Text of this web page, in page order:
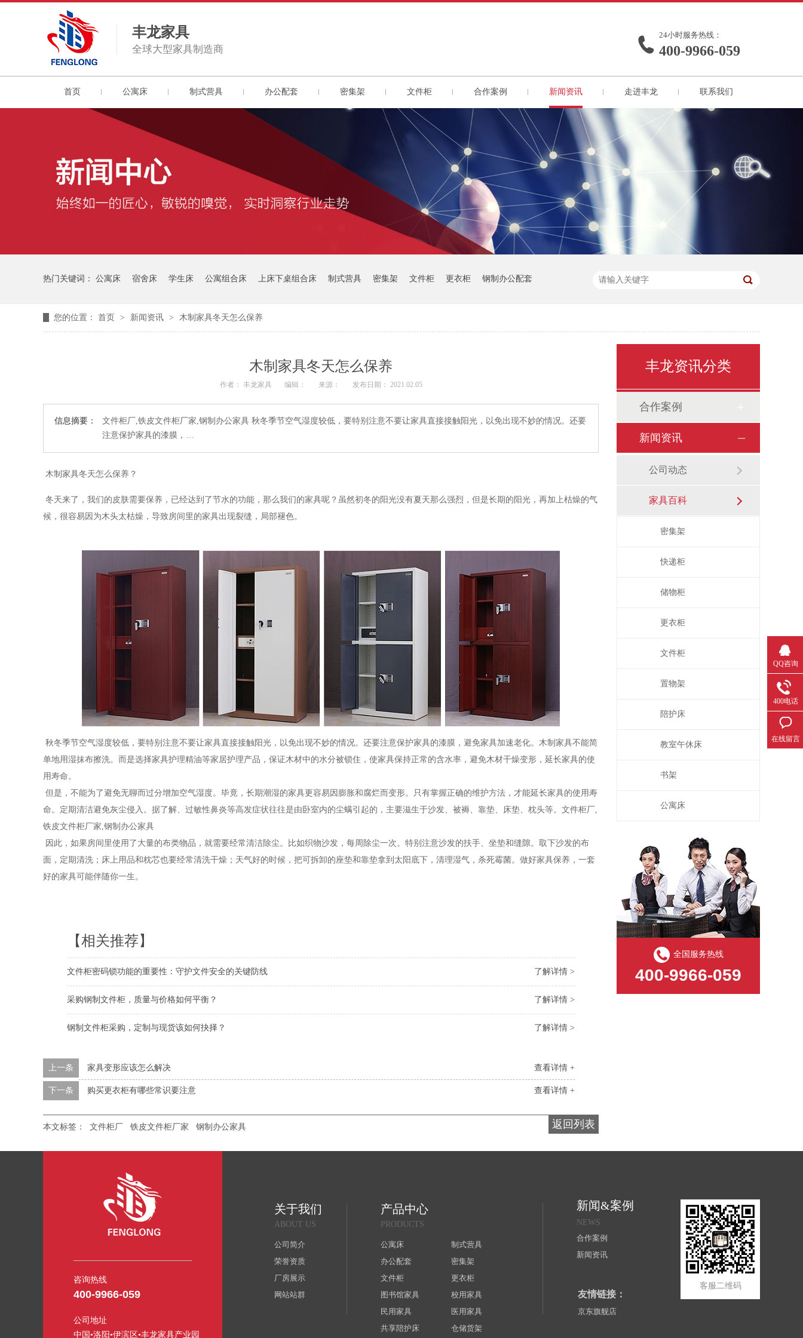
丰龙家具
全球大型家具制造商
24小时服务热线：
400-9966-059
首页 公寓床 制式营具 办公配套 密集架 文件柜 合作案例 新闻资讯 走进丰龙 联系我们
热门关键词： 公寓床 宿舍床 学生床 公寓组合床 上床下桌组合床 制式营具 密集架 文件柜 更衣柜 钢制办公配套
您的位置： 首页 > 新闻资讯 > 木制家具冬天怎么保养
木制家具冬天怎么保养
作者： 丰龙家具 编辑： 来源： 发布日期： 2021.02.05
信息摘要：
文件柜厂,铁皮文件柜厂家,钢制办公家具 秋冬季节空气湿度较低，要特别注意不要让家具直接接触阳光，以免出现不妙的情况。还要
注意保护家具的漆膜，…
木制家具冬天怎么保养？
冬天来了，我们的皮肤需要保养，已经达到了节水的功能，那么我们的家具呢？虽然初冬的阳光没有夏天那么强烈，但是长期的阳光，再加上枯燥的气
候，很容易因为木头太枯燥，导致房间里的家具出现裂缝，局部褪色。
秋冬季节空气湿度较低，要特别注意不要让家具直接接触阳光，以免出现不妙的情况。还要注意保护家具的漆膜，避免家具加速老化。木制家具不能简
单地用湿抹布擦洗。而是选择家具护理精油等家居护理产品，保证木材中的水分被锁住，使家具保持正常的含水率，避免木材干燥变形，延长家具的使
用寿命。
但是，不能为了避免无聊而过分增加空气湿度。毕竟，长期潮湿的家具更容易因膨胀和腐烂而变形。只有掌握正确的维护方法，才能延长家具的使用寿
命。定期清洁避免灰尘侵入。据了解、过敏性鼻炎等高发症状往往是由卧室内的尘螨引起的，主要滋生于沙发、被褥、靠垫、床垫、枕头等。文件柜厂,
铁皮文件柜厂家,钢制办公家具
因此，如果房间里使用了大量的布类物品，就需要经常清洁除尘。比如织物沙发，每周除尘一次。特别注意沙发的扶手、坐垫和缝隙。取下沙发的布
面，定期清洗；床上用品和枕芯也要经常清洗干燥；天气好的时候，把可拆卸的座垫和靠垫拿到太阳底下，清理湿气，杀死霉菌。做好家具保养，一套
好的家具可能伴随你一生。
【相关推荐】
了解详情 >
文件柜密码锁功能的重要性：守护文件安全的关键防线
了解详情 >
采购钢制文件柜，质量与价格如何平衡？
了解详情 >
钢制文件柜采购，定制与现货该如何抉择？
查看详情 +
上一条 家具变形应该怎么解决
查看详情 +
下一条 购买更衣柜有哪些常识要注意
返回列表
本文标签： 文件柜厂 铁皮文件柜厂家 钢制办公家具
丰龙资讯分类
合作案例
新闻资讯
公司动态
家具百科
密集架
快递柜
储物柜
更衣柜
文件柜
置物架
陪护床
教室午休床
书架
公寓床
全国服务热线
400-9966-059
咨询热线
400-9966-059
公司地址
中国•洛阳•伊滨区•丰龙家具产业园
关于我们
ABOUT US
公司简介
荣誉资质
厂房展示
网站站群
产品中心
PRODUCTS
公寓床
制式营具
办公配套
密集架
文件柜
更衣柜
图书馆家具
校用家具
民用家具
医用家具
共享陪护床
仓储货架
新闻&案例
NEWS
合作案例
新闻资讯
客服二维码
友情链接：
京东旗舰店
QQ咨询
400电话
在线留言